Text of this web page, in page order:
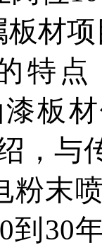
材
特
板
，与
粉末
到30